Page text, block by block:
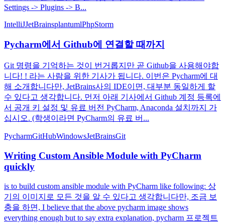
Settings -> Plugins -> B...
IntelliJJetBrainsplantumlPhpStorm
Pycharm에서 Github에 연결할 때까지
Git 명령을 기억하는 것이 번거롭지만 곧 Github을 사용해야합
니다! ! 라는 사람을 위한 기사가 됩니다. 이번은 Pycharm에 대
해 소개합니다만, JetBrains사의 IDE이면, 대부분 동일하게 할
수 있다고 생각합니다. 먼저 아래 기사에서 Github 계정 등록에
서 공개 키 설정 및 유료 버전 PyCharm, Anaconda 설치까지 가
십시오. (학생이라면 PyCharm의 유료 버...
PycharmGitHubWindowsJetBrainsGit
Writing Custom Ansible Module with PyCharm
quickly
is to build custom ansible module with PyCharm like following: 상
기의 이미지로 모든 것을 알 수 있다고 생각합니다만, 조금 보
충을 하면, I believe that the above pycharm image shows
everything enough but to say extra explanation, pycharm 프로젝트